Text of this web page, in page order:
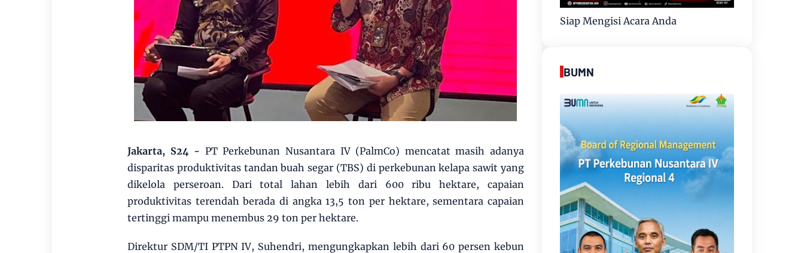
Jakarta, S24 - PT Perkebunan Nusantara IV (PalmCo) mencatat masih adanya
disparitas produktivitas tandan buah segar (TBS) di perkebunan kelapa sawit yang
dikelola perseroan. Dari total lahan lebih dari 600 ribu hektare, capaian
produktivitas terendah berada di angka 13,5 ton per hektare, sementara capaian
tertinggi mampu menembus 29 ton per hektare.
Direktur SDM/TI PTPN IV, Suhendri, mengungkapkan lebih dari 60 persen kebun
Siap Mengisi Acara Anda
BUMN